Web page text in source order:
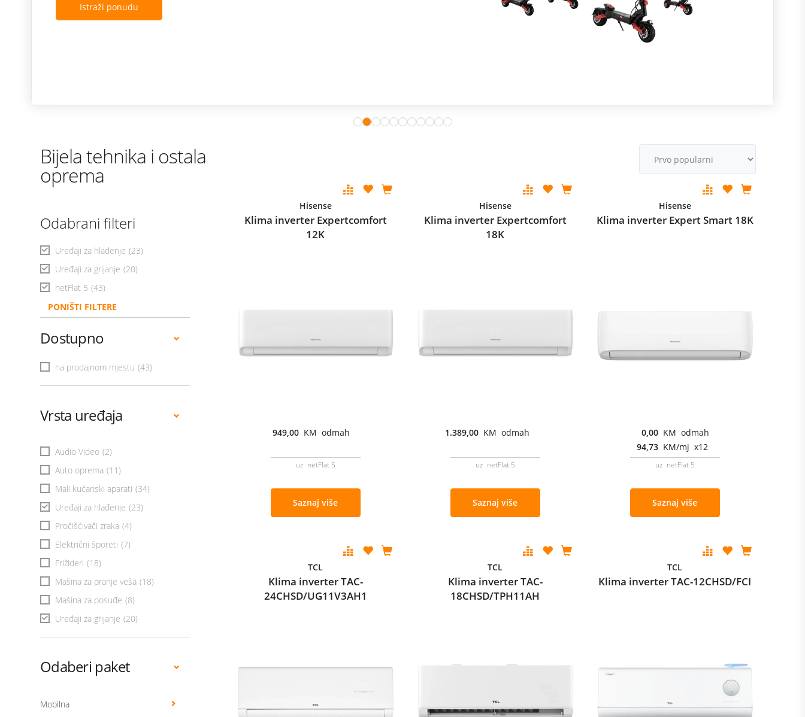
Istraži ponudu
Bijela tehnika i ostala
oprema
Odabrani filteri
Uređaji za hlađenje (23)
Uređaji za grijanje (20)
netFlat 5 (43)
PONIŠTI FILTERE
Dostupno
na prodajnom mjestu (43)
Vrsta uređaja
Audio Video (2)
Auto oprema (11)
Mali kućanski aparati (34)
Uređaji za hlađenje (23)
Pročišćivači zraka (4)
Električni šporeti (7)
Frižideri (18)
Mašina za pranje veša (18)
Mašina za posuđe (8)
Uređaji za grijanje (20)
Odaberi paket
Mobilna
Hisense
Klima inverter Expertcomfort
12K
949,00 KM odmah
uz netFlat 5
Saznaj više
Hisense
Klima inverter Expertcomfort
18K
1.389,00 KM odmah
uz netFlat 5
Saznaj više
Hisense
Klima inverter Expert Smart 18K
0,00 KM odmah
94,73 KM/mj x12
uz netFlat 5
Saznaj više
TCL
Klima inverter TAC-
24CHSD/UG11V3AH1
TCL
Klima inverter TAC-
18CHSD/TPH11AH
TCL
Klima inverter TAC-12CHSD/FCI